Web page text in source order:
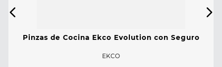
Pinzas de Cocina Ekco Evolution con Seguro
EKCO